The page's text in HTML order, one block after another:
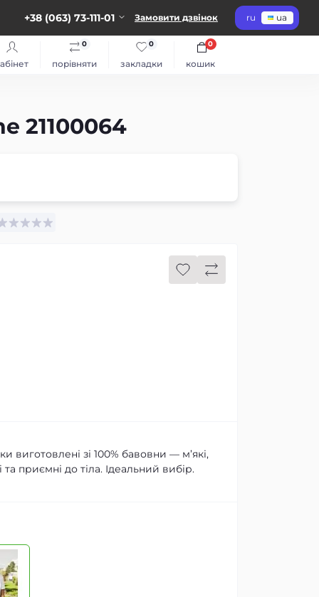
+38 (063) 73-111-01 Замовити дзвінок ru ua
порівняти
0
закладки
0
кошик
0
21100064
виготовлені зі 100% бавовни — м’які,
та приємні до тіла. Ідеальний вибір.